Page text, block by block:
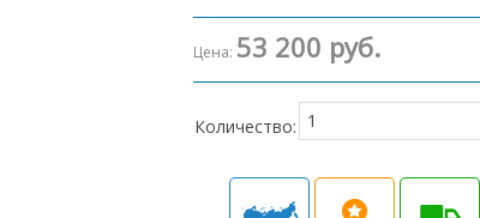
Цена: 53 200 руб.
Количество: